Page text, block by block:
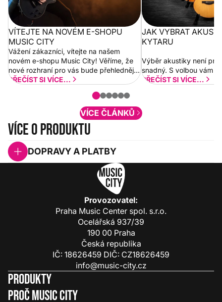
VÍTEJTE NA NOVÉM E-SHOPU
MUSIC CITY
Vážení zákazníci, vítejte na našem
novém e-shopu Music City! Věříme, že
nové rozhraní pro vás bude přehlednější
a rychlejší. Postupně budeme přidávat
PŘEČÍST SI VÍCE...
JAK VYBRAT
KYTARU
Výběr akustiky není pro
snadný. S volbou vám
PŘEČÍST SI VÍCE...
VÍCE ČLÁNKŮ
Více o produktu
DOPRAVY A PLATBY
Provozovatel:
Praha Music Center spol. s.r.o.
Ocelářská 937/39
190 00 Praha
Česká republika
IČ: 18626459 DIČ: CZ18626459
info@music-city.cz
Produkty
Proč Music City